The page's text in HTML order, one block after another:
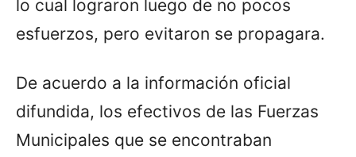
lo cual lograron luego de no pocos
esfuerzos, pero evitaron se propagara.
De acuerdo a la información oficial
difundida, los efectivos de las Fuerzas
Municipales que se encontraban